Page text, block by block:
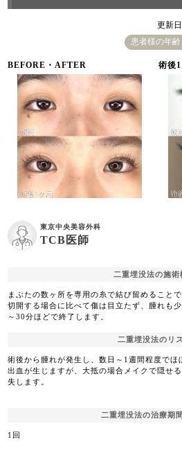
患者様の年
更新
BEFORE・AFTER 術後1
東京中央美容外科
TCB医師
二重埋没法の施術
まぶたの数ヶ所を専用の糸で結び留めること
切開する場合に比べて傷は目立たず、腫れも
～30分ほどで終了します。
二重埋没法のリ
術後から腫れが発生し、数日～1週間程度でほ
出血が生じますが、大抵の場合メイクで隠せ
失します。
二重埋没法の治療期
1回